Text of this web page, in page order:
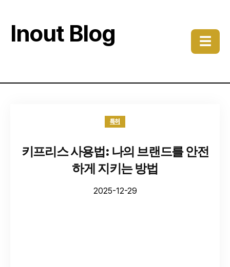
Inout Blog ☰
특허
키프리스 사용법: 나의 브랜드를 안전
하게 지키는 방법
2025-12-29